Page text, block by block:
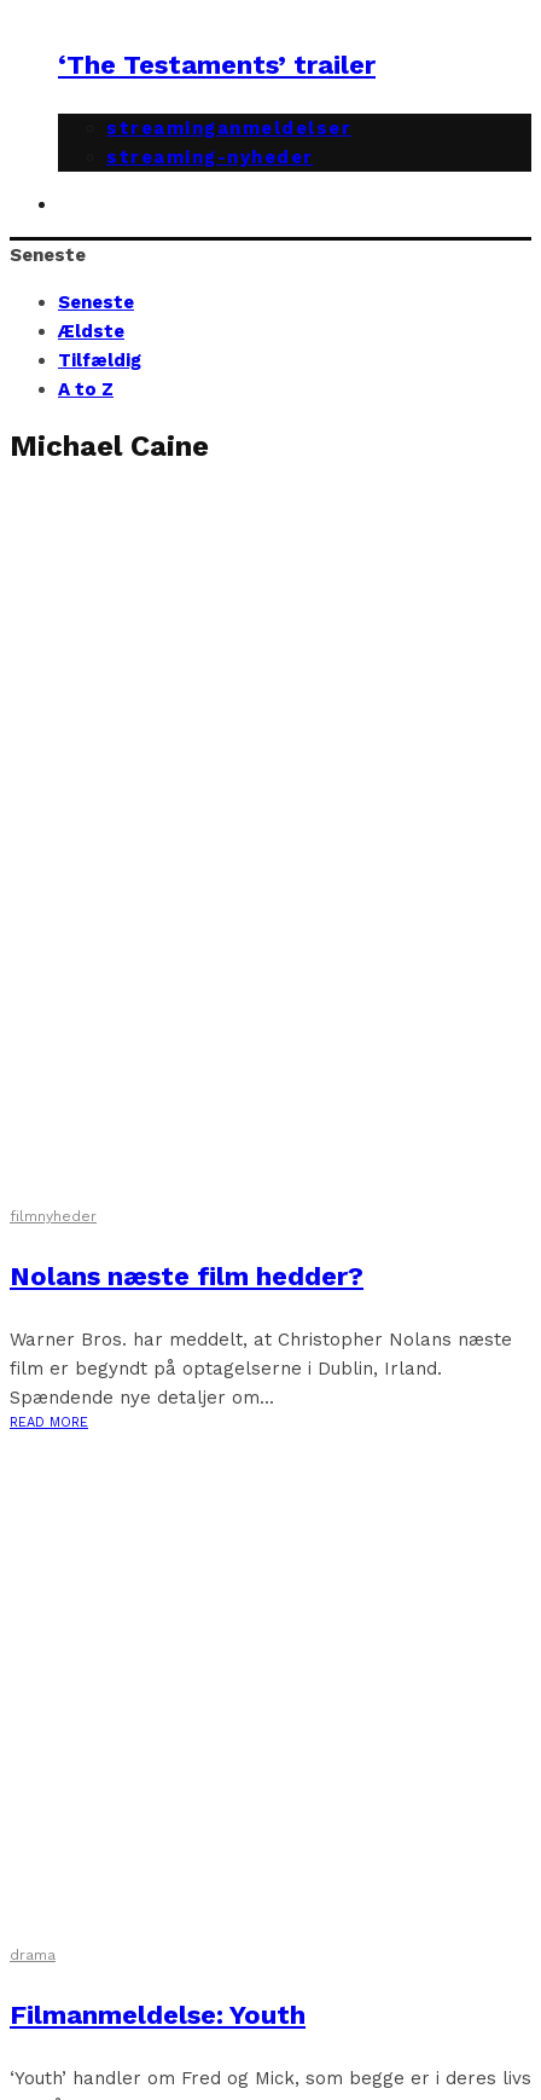
‘The Testaments’ trailer
streaminganmeldelser
streaming-nyheder
Seneste
Seneste
Ældste
Tilfældig
A to Z
Michael Caine
filmnyheder
Nolans næste film hedder?
Warner Bros. har meddelt, at Christopher Nolans næste
film er begyndt på optagelserne i Dublin, Irland.
Spændende nye detaljer om...
READ MORE
drama
Filmanmeldelse: Youth
‘Youth’ handler om Fred og Mick, som begge er i deres livs